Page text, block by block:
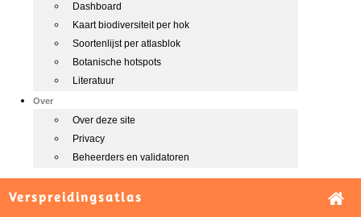
Dashboard
Kaart biodiversiteit per hok
Soortenlijst per atlasblok
Botanische hotspots
Literatuur
Over
Over deze site
Privacy
Beheerders en validatoren
Verspreidingsatlas